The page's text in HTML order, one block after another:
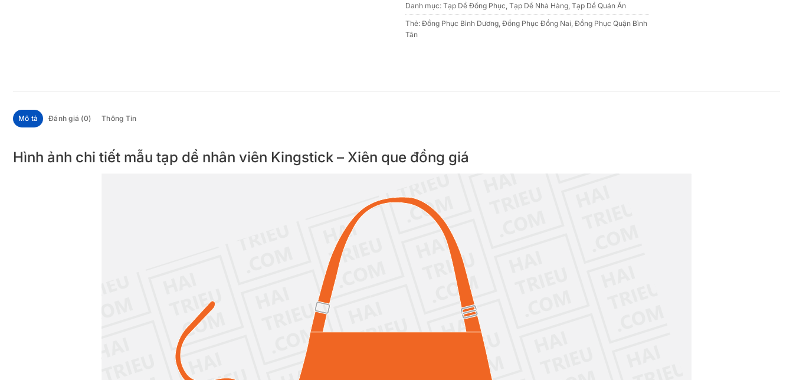
Danh mục: Tạp Dề Đồng Phục Tạp Dề Nhà Hàng Tạp Dề Quán Ăn
Thẻ: Đồng Phục Bình Dương Đồng Phục Đồng Nai Đồng Phục Quận Bình
Tân
Mô tả Đánh giá (0) Thông Tin
Hình ảnh chi tiết mẫu tạp dề nhân viên Kingstick – Xiên que đồng giá